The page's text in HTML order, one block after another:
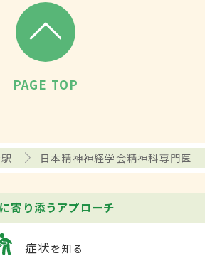
PAGE TOP
日本精神神経学会精神科専門医
寄り添うアプローチ
症状を知る